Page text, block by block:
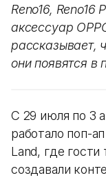
Reno16, Reno16
аксессуар
рассказывает,
они появятся в
С 29 июля по 3
работало поп-
Land, где
создавали